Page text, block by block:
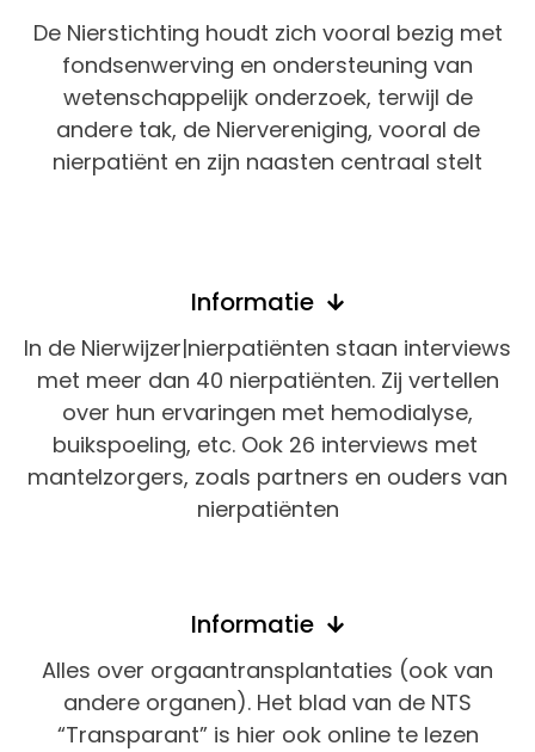
De Nierstichting houdt zich vooral bezig met
fondsenwerving en ondersteuning van
wetenschappelijk onderzoek, terwijl de
andere tak, de Niervereniging, vooral de
nierpatiënt en zijn naasten centraal stelt
Informatie
In de Nierwijzer|nierpatiënten staan interviews
met meer dan 40 nierpatiënten. Zij vertellen
over hun ervaringen met hemodialyse,
buikspoeling, etc. Ook 26 interviews met
mantelzorgers, zoals partners en ouders van
nierpatiënten
Informatie
Alles over orgaantransplantaties (ook van
andere organen). Het blad van de NTS
“Transparant” is hier ook online te lezen